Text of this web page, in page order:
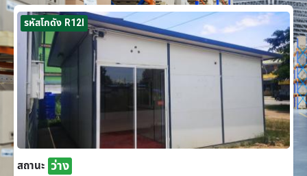
รหัสโกดัง R12I
สถานะ ว่าง